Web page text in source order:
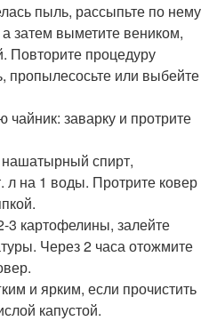
пыль, рассыпьте по нему
затем выметите веником,
Повторите процедуру
пропылесосьте или выбейте
заварку и протрите
нашатырный спирт,
л на 1 воды. Протрите ковер
3 картофелины, залейте
Через 2 часа отожмите
и ярким, если прочистить
капустой.